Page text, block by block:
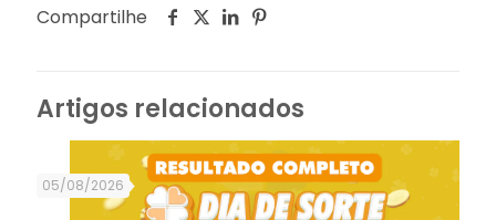
Compartilhe
Artigos relacionados
05/08/2026